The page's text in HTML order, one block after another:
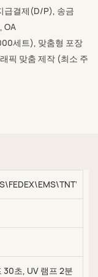
급결제(D/P), 송금
OA
세트), 맞춤형 포장
픽 맞춤 제작 (최소 주
30초, UV 램프 2분